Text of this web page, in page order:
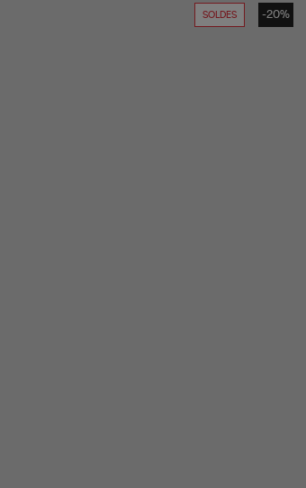
SOLDES -20%